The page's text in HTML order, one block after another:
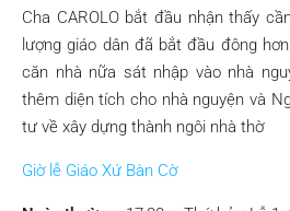
Cha CAROLO bắt đầu nhận thấy
lượng giáo dân đã bắt đầu đông
căn nhà nữa sát nhập vào nhà
thêm diện tích cho nhà nguyện và
tư về xây dựng thành ngôi nhà thờ
Giờ lễ Giáo Xứ Bàn Cờ